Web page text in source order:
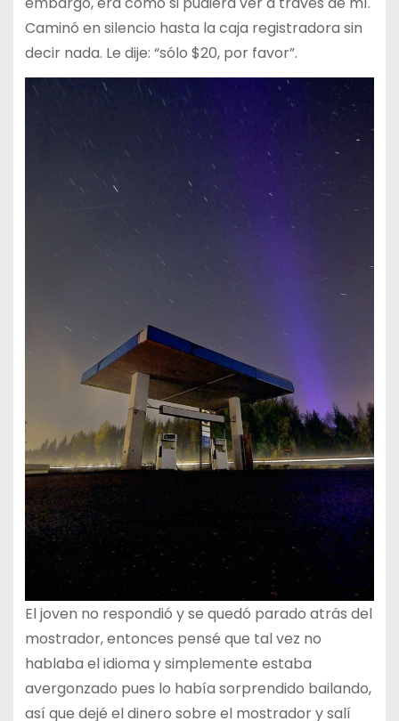
Caminó en silencio hasta la caja registradora sin
decir nada. Le dije: “sólo $20, por favor”.
El joven no respondió y se quedó parado atrás del
mostrador, entonces pensé que tal vez no
hablaba el idioma y simplemente estaba
avergonzado pues lo había sorprendido bailando,
así que dejé el dinero sobre el mostrador y salí